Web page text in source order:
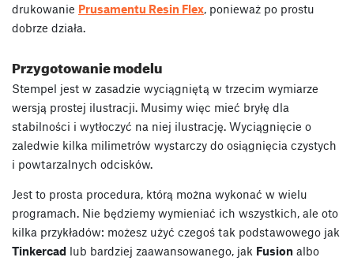
drukowanie Prusamentu Resin Flex, ponieważ po prostu
dobrze działa.
Przygotowanie modelu
Stempel jest w zasadzie wyciągniętą w trzecim wymiarze
wersją prostej ilustracji. Musimy więc mieć bryłę dla
stabilności i wytłoczyć na niej ilustrację. Wyciągnięcie o
zaledwie kilka milimetrów wystarczy do osiągnięcia czystych
i powtarzalnych odcisków.
Jest to prosta procedura, którą można wykonać w wielu
programach. Nie będziemy wymieniać ich wszystkich, ale oto
kilka przykładów: możesz użyć czegoś tak podstawowego jak
Tinkercad lub bardziej zaawansowanego, jak Fusion albo